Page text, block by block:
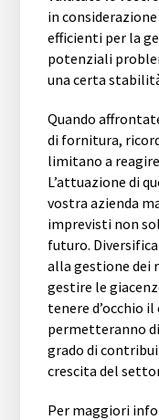
in
efficienti per la
potenziali
una certa
Quando
di fornitura,
limitano a
L’attuazione di
vostra azienda
imprevisti non
futuro.
alla gestione dei
gestire le
tenere d’occhio
permetteranno
grado di
crescita del
Per maggiori